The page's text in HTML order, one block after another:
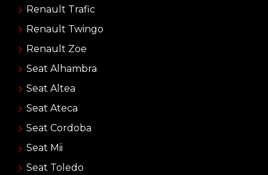
Renault Trafic
Renault Twingo
Renault Zoe
Seat Alhambra
Seat Altea
Seat Ateca
Seat Cordoba
Seat Mii
Seat Toledo